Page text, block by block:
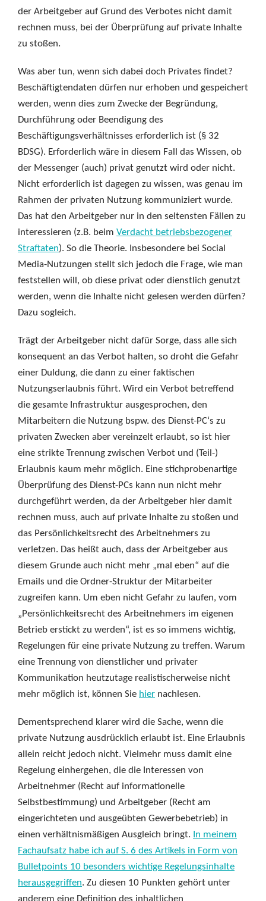
der Arbeitgeber auf Grund des Verbotes nicht damit
rechnen muss, bei der Überprüfung auf private Inhalte
zu stoßen.
Was aber tun, wenn sich dabei doch Privates findet?
Beschäftigtendaten dürfen nur erhoben und gespeichert
werden, wenn dies zum Zwecke der Begründung,
Durchführung oder Beendigung des
Beschäftigungsverhältnisses erforderlich ist (§ 32
BDSG). Erforderlich wäre in diesem Fall das Wissen, ob
der Messenger (auch) privat genutzt wird oder nicht.
Nicht erforderlich ist dagegen zu wissen, was genau im
Rahmen der privaten Nutzung kommuniziert wurde.
Das hat den Arbeitgeber nur in den seltensten Fällen zu
interessieren (z.B. beim Verdacht betriebsbezogener
Straftaten). So die Theorie. Insbesondere bei Social
Media-Nutzungen stellt sich jedoch die Frage, wie man
feststellen will, ob diese privat oder dienstlich genutzt
werden, wenn die Inhalte nicht gelesen werden dürfen?
Dazu sogleich.
Trägt der Arbeitgeber nicht dafür Sorge, dass alle sich
konsequent an das Verbot halten, so droht die Gefahr
einer Duldung, die dann zu einer faktischen
Nutzungserlaubnis führt. Wird ein Verbot betreffend
die gesamte Infrastruktur ausgesprochen, den
Mitarbeitern die Nutzung bspw. des Dienst-PC‘s zu
privaten Zwecken aber vereinzelt erlaubt, so ist hier
eine strikte Trennung zwischen Verbot und (Teil-)
Erlaubnis kaum mehr möglich. Eine stichprobenartige
Überprüfung des Dienst-PCs kann nun nicht mehr
durchgeführt werden, da der Arbeitgeber hier damit
rechnen muss, auch auf private Inhalte zu stoßen und
das Persönlichkeitsrecht des Arbeitnehmers zu
verletzen. Das heißt auch, dass der Arbeitgeber aus
diesem Grunde auch nicht mehr „mal eben“ auf die
Emails und die Ordner-Struktur der Mitarbeiter
zugreifen kann. Um eben nicht Gefahr zu laufen, vom
„Persönlichkeitsrecht des Arbeitnehmers im eigenen
Betrieb erstickt zu werden“, ist es so immens wichtig,
Regelungen für eine private Nutzung zu treffen. Warum
eine Trennung von dienstlicher und privater
Kommunikation heutzutage realistischerweise nicht
mehr möglich ist, können Sie hier nachlesen.
Dementsprechend klarer wird die Sache, wenn die
private Nutzung ausdrücklich erlaubt ist. Eine Erlaubnis
allein reicht jedoch nicht. Vielmehr muss damit eine
Regelung einhergehen, die die Interessen von
Arbeitnehmer (Recht auf informationelle
Selbstbestimmung) und Arbeitgeber (Recht am
eingerichteten und ausgeübten Gewerbebetrieb) in
einen verhältnismäßigen Ausgleich bringt. In meinem
Fachaufsatz habe ich auf S. 6 des Artikels in Form von
Bulletpoints 10 besonders wichtige Regelungsinhalte
herausgegriffen. Zu diesen 10 Punkten gehört unter
anderem eine Definition des inhaltlichen